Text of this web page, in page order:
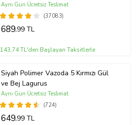
(37083)
Aynı Gün Ücretsiz Teslimat
689,99 TL
143,74 TL'den Başlayan Taksitlerle
Siyah Polimer Vazoda 5 Kırmızı Gül
ve Bej Lagurus
(724)
Aynı Gün Ücretsiz Teslimat
649,99 TL